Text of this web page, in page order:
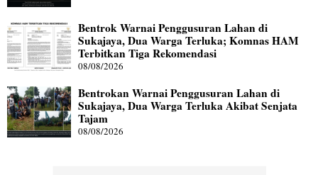
Bentrok Warnai Penggusuran Lahan di
Sukajaya, Dua Warga Terluka; Komnas HAM
Terbitkan Tiga Rekomendasi
08/08/2026
Bentrokan Warnai Penggusuran Lahan di
Sukajaya, Dua Warga Terluka Akibat Senjata
Tajam
08/08/2026